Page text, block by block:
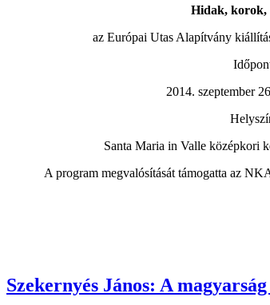
Hidak, korok,
az Európai Utas Alapítvány
2014. szeptember
Santa Maria in Valle középkori
A program megvalósítását támogatta az
Szekernyés János: A